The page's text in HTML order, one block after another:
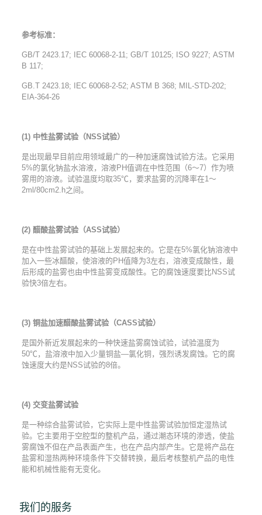
参考标准：
GB/T 2423.17; IEC 60068-2-11; GB/T 10125; ISO 9227; ASTM
B 117;
GB.T 2423.18; IEC 60068-2-52; ASTM B 368; MIL-STD-202;
EIA-364-26
(1) 中性盐雾试验（ NSS试验）
是出现最早目前应用领域最广的一种加速腐蚀试验方法。它采用
5%的氯化钠盐水溶液，溶液PH值调在中性范围（6～7）作为喷
雾用的溶液。试验温度均取35℃，要求盐雾的沉降率在1～
2ml/80cm2.h之间。
(2) 醋酸盐雾试验（ASS试验）
是在中性盐雾试验的基础上发展起来的。它是在5%氯化钠溶液中
加入一些冰醋酸，使溶液的PH值降为3左右，溶液变成酸性，最
后形成的盐雾也由中性盐雾变成酸性。它的腐蚀速度要比NSS试
验快3倍左右。
(3) 铜盐加速醋酸盐雾试验（CASS试验）
是国外新近发展起来的一种快速盐雾腐蚀试验，试验温度为
50℃，盐溶液中加入少量铜盐—氯化铜，强烈诱发腐蚀。它的腐
蚀速度大约是NSS试验的8倍。
(4) 交变盐雾试验
是一种综合盐雾试验，它实际上是中性盐雾试验加恒定湿热试
验。它主要用于空腔型的整机产品，通过潮态环境的渗透，使盐
雾腐蚀不但在产品表面产生，也在产品内部产生。它是将产品在
盐雾和湿热两种环境条件下交替转换，最后考核整机产品的电性
能和机械性能有无变化。
我们的服务